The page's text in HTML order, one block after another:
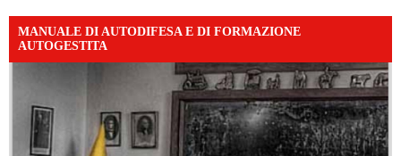
MANUALE DI AUTODIFESA E DI FORMAZIONE
AUTOGESTITA